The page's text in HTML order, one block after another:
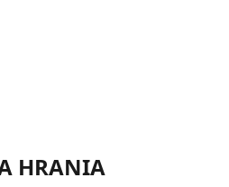
HRANIA